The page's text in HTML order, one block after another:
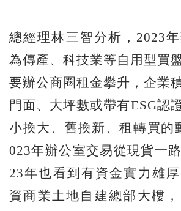
總經理林三智分析，2023
為傳產、科技業等自用型買
要辦公商圈租金攀升，企業
門面、大坪數或帶有ESG認
小換大、舊換新、租轉買的
023年辦公室交易從現貨一
23年也看到有資金實力雄
資商業土地自建總部大樓